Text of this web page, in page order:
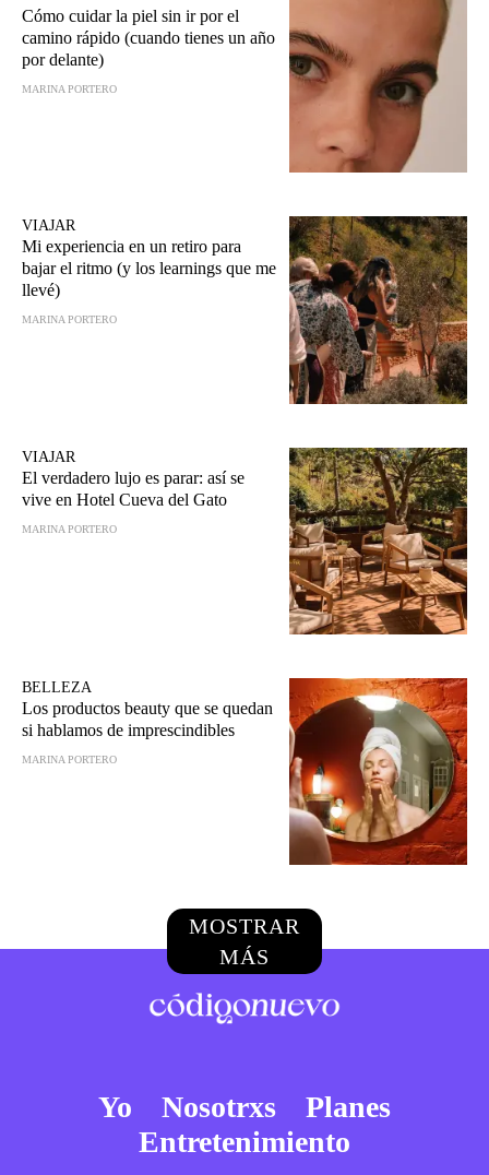
Cómo cuidar la piel sin ir por el
camino rápido (cuando tienes un año
por delante)
MARINA PORTERO
VIAJAR
Mi experiencia en un retiro para
bajar el ritmo (y los learnings que me
llevé)
MARINA PORTERO
VIAJAR
El verdadero lujo es parar: así se
vive en Hotel Cueva del Gato
MARINA PORTERO
BELLEZA
Los productos beauty que se quedan
si hablamos de imprescindibles
MARINA PORTERO
MOSTRAR
MÁS
Yo Nosotrxs
Planes
Entretenimiento